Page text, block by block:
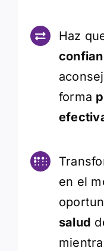
Haz
forma
en el
salud